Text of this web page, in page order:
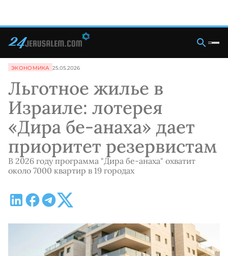
ЭКОНОМИКА 25.05.2026
Льготное жилье в
Израиле: лотерея
«Дира бе-анаха» дает
приоритет резервистам
В 2026 году программа "Дира бе-анаха" охватит
около 7000 квартир в 19 городах